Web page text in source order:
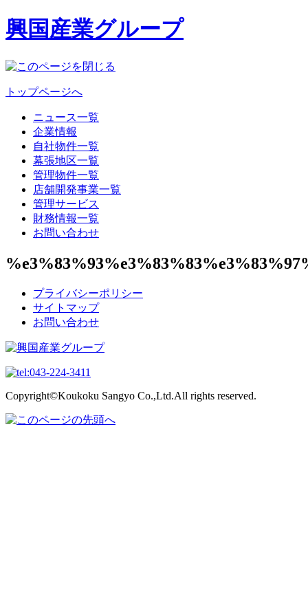
興国産業グループ
トップページへ
ニュース一覧
企業情報
自社物件一覧
幕張地区一覧
管理物件一覧
店舗開発事業一覧
管理サービス
財務情報一覧
お問い合わせ
プライバシーポリシー
サイトマップ
お問い合わせ
Copyright©Koukoku Sangyo Co.,Ltd.All rights reserved.